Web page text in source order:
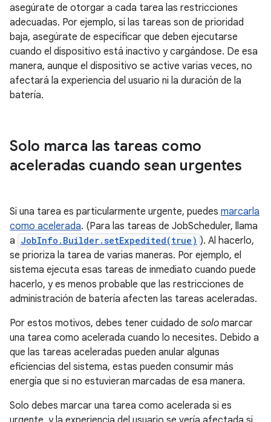
asegúrate de otorgar a cada tarea las restricciones
adecuadas. Por ejemplo, si las tareas son de prioridad
baja, asegúrate de especificar que deben ejecutarse
cuando el dispositivo está inactivo y cargándose. De esa
manera, aunque el dispositivo se active varias veces, no
afectará la experiencia del usuario ni la duración de la
batería.
Solo marca las tareas como
aceleradas cuando sean urgentes
Si una tarea es particularmente urgente, puedes marcarla
como acelerada. (Para las tareas de JobScheduler, llama
a JobInfo.Builder.setExpedited(true) ). Al hacerlo,
se prioriza la tarea de varias maneras. Por ejemplo, el
sistema ejecuta esas tareas de inmediato cuando puede
hacerlo, y es menos probable que las restricciones de
administración de batería afecten las tareas aceleradas.
Por estos motivos, debes tener cuidado de solo marcar
una tarea como acelerada cuando lo necesites. Debido a
que las tareas aceleradas pueden anular algunas
eficiencias del sistema, estas pueden consumir más
energía que si no estuvieran marcadas de esa manera.
Solo debes marcar una tarea como acelerada si es